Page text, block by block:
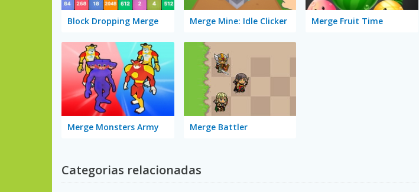
Block Dropping Merge Merge Mine: Idle Clicker Merge Fruit Time
Merge Monsters Army Merge Battler
Categorias relacionadas